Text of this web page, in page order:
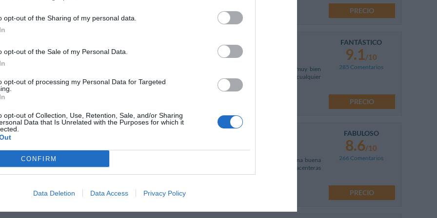
opt-out of the Sharing of my personal data.
opt-out of the Sale of my Personal Data.
opt-out of processing my Personal Data for Targeted
opt-out of Collection, Use, Retention, Sale, and/or Sharing
Data that Is Unrelated with the Purposes for which it
CONFIRM
Data Deletion Data Access Privacy Policy
PRECIO
Via Torriani 23,Milán
Mapa
El acogedor Hotel Flora, de 3 estrellas, se encuentra en Milán, cerca de la Estación Central, muy bien
conectado con los lugares de interés de la ciudad. Ideal para vacaciones y viajes de negocios en cualquier
época del año, el Hotel Flora ofrece 50 eleg...
FANTÁSTICO
9.1/10
285 Comentarios
PRECIO
El Hotel Garda se encuentra en Milán cerca de la Estación Central y del metro (líneas 2 / 3), en una buena
posición con respecto al centro turístico y comercial de la ciudad. Es el hotel ideal para pasar placenteras
estancias de ocio y negocios en el cen...
FABULOSO
8.6/10
266 Comentarios
PRECIO